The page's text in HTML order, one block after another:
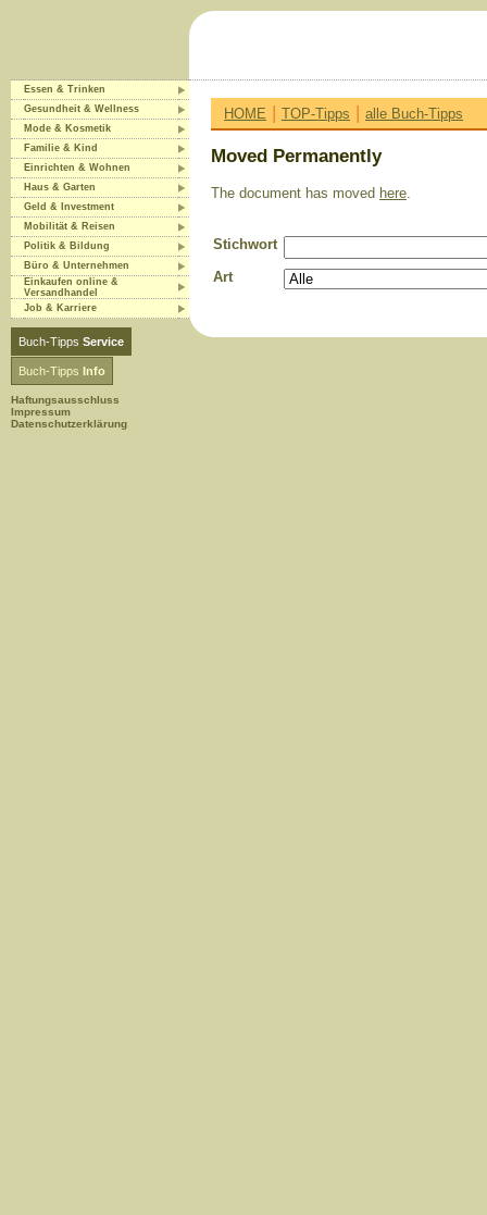
Essen & Trinken
Gesundheit & Wellness
Mode & Kosmetik
Familie & Kind
Einrichten & Wohnen
Haus & Garten
Geld & Investment
Mobilität & Reisen
Politik & Bildung
Büro & Unternehmen
Einkaufen online &
Versandhandel
Job & Karriere
Buch-Tipps Service
Buch-Tipps Info
Haftungsausschluss
Impressum
Datenschutzerklärung
HOME | TOP-Tipps | alle Buch-Tipps
Moved Permanently
The document has moved here.
Stichwort
Art